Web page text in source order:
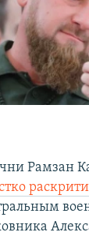
КРЫМА
Рамзан